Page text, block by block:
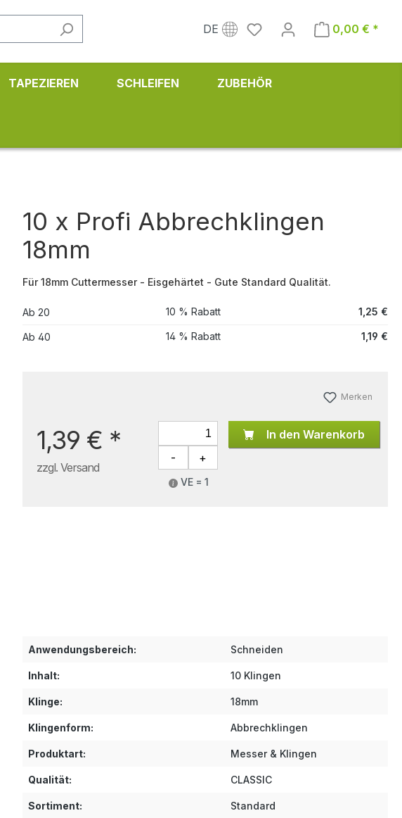
DE 0,00 € *
TAPEZIEREN SCHLEIFEN ZUBEHÖR
10 x Profi Abbrechklingen
18mm
Für 18mm Cuttermesser - Eisgehärtet - Gute Standard Qualität.
Ab 20 10 % Rabatt 1,25 €
Ab 40 14 % Rabatt 1,19 €
Merken
1,39 € *
zzgl. Versand
VE = 1
In den Warenkorb
Anwendungsbereich: Schneiden
Inhalt: 10 Klingen
Klinge: 18mm
Klingenform: Abbrechklingen
Produktart: Messer & Klingen
Qualität: CLASSIC
Sortiment: Standard